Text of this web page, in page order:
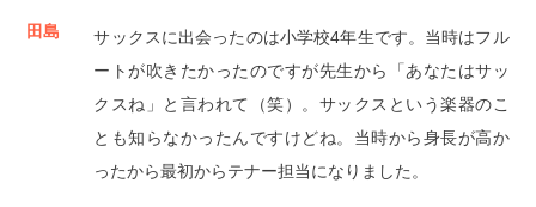
田島
サックスに出会ったのは小学校4年生です。当時はフル
ートが吹きたかったのですが先生から「あなたはサッ
クスね」と言われて（笑）。サックスという楽器のこ
とも知らなかったんですけどね。当時から身長が高か
ったから最初からテナー担当になりました。